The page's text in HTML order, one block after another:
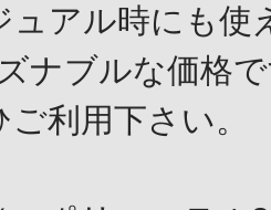
ュアル時にも使
ナブルな価格
利用下さい。